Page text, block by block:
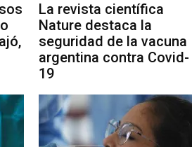
La revista científica
Nature destaca la
seguridad de la vacuna
argentina contra Covid-
19